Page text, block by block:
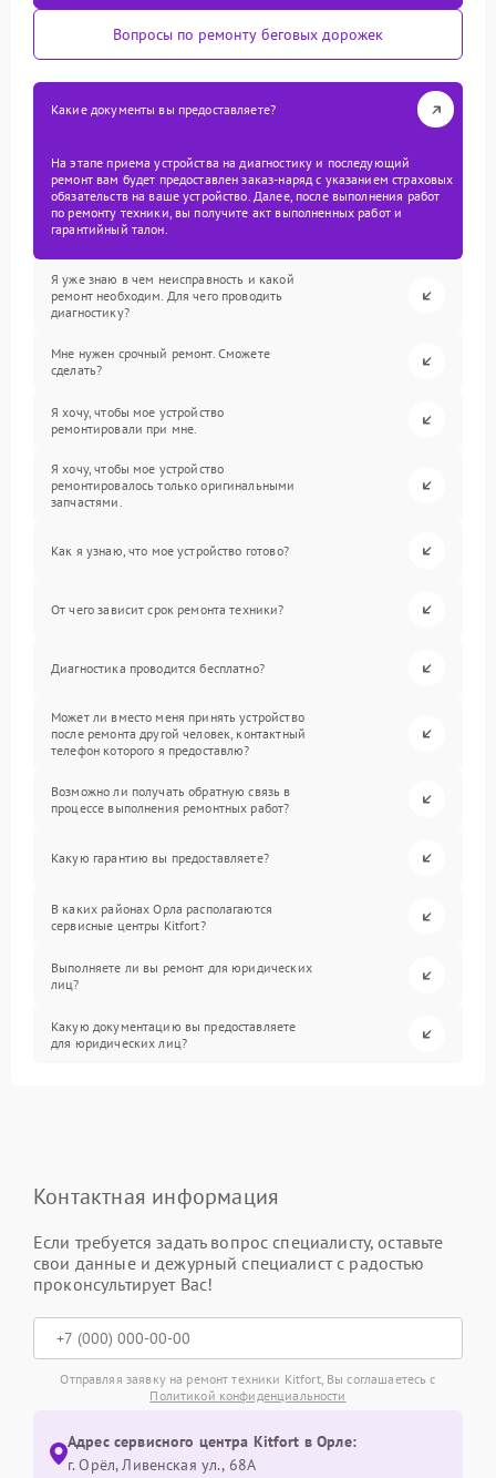
Вопросы по ремонту беговых дорожек
Какие документы вы предоставляете?
На этапе приема устройства на диагностику и последующий
ремонт вам будет предоставлен заказ-наряд с указанием страховых
обязательств на ваше устройство. Далее, после выполнения работ
по ремонту техники, вы получите акт выполненных работ и
гарантийный талон.
Я уже знаю в чем неисправность и какой
ремонт необходим. Для чего проводить
диагностику?
Мне нужен срочный ремонт. Сможете
сделать?
Я хочу, чтобы мое устройство
ремонтировали при мне.
Я хочу, чтобы мое устройство
ремонтировалось только оригинальными
запчастями.
Как я узнаю, что мое устройство готово?
От чего зависит срок ремонта техники?
Диагностика проводится бесплатно?
Может ли вместо меня принять устройство
после ремонта другой человек, контактный
телефон которого я предоставлю?
Возможно ли получать обратную связь в
процессе выполнения ремонтных работ?
Какую гарантию вы предоставляете?
В каких районах Орла располагаются
сервисные центры Kitfort?
Выполняете ли вы ремонт для юридических
лиц?
Какую документацию вы предоставляете
для юридических лиц?
Контактная информация
Если требуется задать вопрос специалисту, оставьте
свои данные и дежурный специалист с радостью
проконсультирует Вас!
Отправляя заявку на ремонт техники Kitfort, Вы соглашаетесь с
Политикой конфиденциальности
Адрес сервисного центра Kitfort в Орле:
г. Орёл, Ливенская ул., 68А